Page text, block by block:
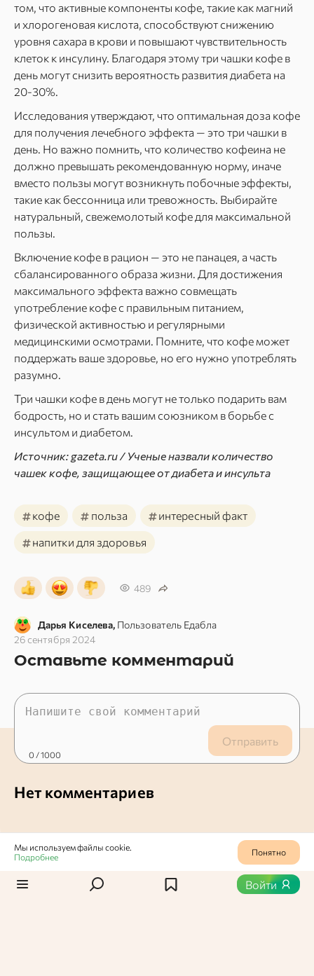
том, что активные компоненты кофе, такие как магний
и хлорогеновая кислота, способствуют снижению
уровня сахара в крови и повышают чувствительность
клеток к инсулину. Благодаря этому три чашки кофе в
день могут снизить вероятность развития диабета на
20-30%.
Исследования утверждают, что оптимальная доза кофе
для получения лечебного эффекта — это три чашки в
день. Но важно помнить, что количество кофеина не
должно превышать рекомендованную норму, иначе
вместо пользы могут возникнуть побочные эффекты,
такие как бессонница или тревожность. Выбирайте
натуральный, свежемолотый кофе для максимальной
пользы.
Включение кофе в рацион — это не панацея, а часть
сбалансированного образа жизни. Для достижения
максимального эффекта важно совмещать
употребление кофе с правильным питанием,
физической активностью и регулярными
медицинскими осмотрами. Помните, что кофе может
поддержать ваше здоровье, но его нужно употреблять
разумно.
Три чашки кофе в день могут не только подарить вам
бодрость, но и стать вашим союзником в борьбе с
инсультом и диабетом.
Источник: gazeta.ru / Ученые назвали количество
чашек кофе, защищающее от диабета и инсульта
#кофе # польза #интересный факт
#напитки для здоровья
489
Дарья Киселева, Пользователь Едабла
26 сентября 2024
Оставьте комментарий
Отправить
0 / 1000
Нет комментариев
Войти
Мы используем файлы cookie.
Подробнее
Понятно